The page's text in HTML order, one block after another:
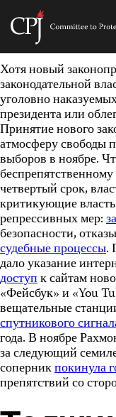
Skip
to
content
Хотя новый
законодательной
уголовно
президента или
Принятие нового
атмосферу свободы
выборов в ноябре.
четвертый срок,
критикующие
репрессивных мер:
безопасности,
судебные процессы.
дало указание
доступк сайтам
«Фейсбук» и «You
вещательные
спутникового
года. В ноябре
за следующий
соперникпокинула
препятствий со